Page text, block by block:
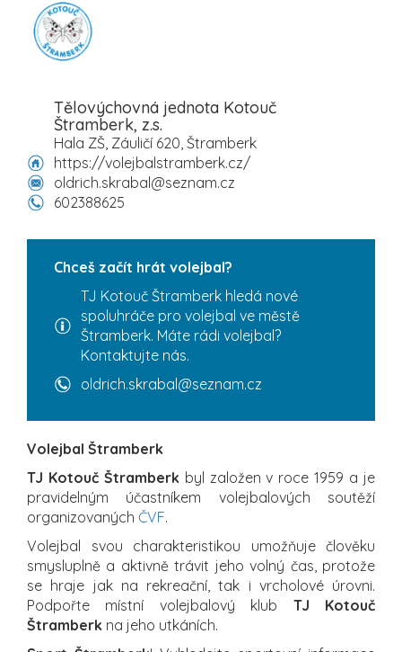
Tělovýchovná jednota Kotouč
Štramberk, z.s.
Hala ZŠ, Záuličí 620, Štramberk
https://volejbalstramberk.cz/
oldrich.skrabal@seznam.cz
602388625
Chceš začít hrát volejbal?
TJ Kotouč Štramberk hledá nové
spoluhráče pro volejbal ve městě
Štramberk. Máte rádi volejbal?
Kontaktujte nás.
oldrich.skrabal@seznam.cz
Volejbal Štramberk
TJ Kotouč Štramberkbyl založen v roce 1959 a je
pravidelným účastníkem volejbalových soutěží
organizovaných ČVF.
Volejbal svou charakteristikou umožňuje člověku
smysluplně a aktivně trávit jeho volný čas, protože
se hraje jak na rekreační, tak i vrcholové úrovni.
Podpořte místní volejbalový klub TJ Kotouč
Štramberk na jeho utkáních.